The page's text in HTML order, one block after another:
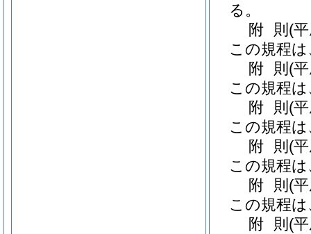
る。
附 則 (
この規程
附 則 (
この規程
附 則 (
この規程
附 則 (
この規程
附 則 (
この規程
附 則 (